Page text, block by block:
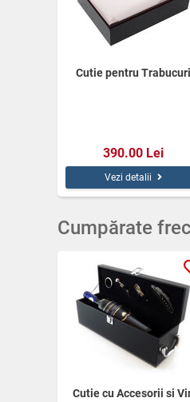
Cutie pentru Trabucuri
390.00 Lei
Vezi detalii
Cumpărate
Cutie cu Accesorii si